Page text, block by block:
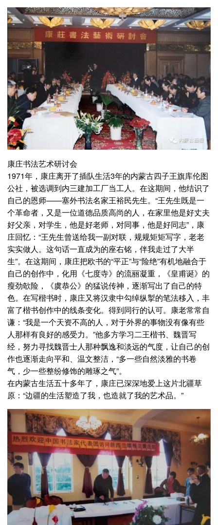
康庄书法艺术研讨会
1971年，康庄离开了插队生活3年的内蒙古四子王旗库伦图
公社，被选调到内三建加工厂当工人。在这期间，他结识了
自己的恩师——塞外书法名家王裕民先生。“王先生既是一
个革命者，又是一位道德品质高尚的人，在家里他是好丈夫
好父亲，对学生，他是好老师，对同事，他是好同志”，康
庄回忆：“王先生曾送给我一副对联，规规矩矩写字，老老
实实做人。这句话一直成为的座右铭，伴我走过了大半
生”。在这期间，康庄把欧书的“平正”与“险绝”有机地融合于
自己的创作中，化用《七度寺》的流丽凝重，《皇甫诞》的
瘦劲欹险，《虞恭公》的猛说传神，逐渐写出了自己的特
色。在写楷书时，康庄又将汉隶中勾绰纵掣的笔法移入，丰
富了楷书创作中的线条变化。得到同行的认可。康老常常自
谦：“我是一个天资不高的人，对于外界的事物没有像有些
人那样有良好的感受力。”他多方学习二王楷书、魏晋写
经，努力寻找魏晋士人那种飘逸和淡远的气度，让自己的创
作也逐渐走向平和、温文整洁，“多一些自然淡雅的书卷
气，少一些整纷修饰的雕琢之气”。
在内蒙古生活五十多年了，康庄已深深地爱上这片北疆草
原：“边疆的生活塑造了我，也造就了我的艺术品。”